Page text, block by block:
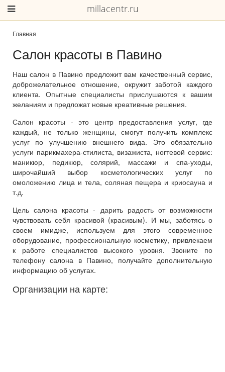
millacentr.ru
Главная
Салон красоты в Павино
Наш салон в Павино предложит вам качественный сервис,
доброжелательное отношение, окружит заботой каждого
клиента. Опытные специалисты прислушаются к вашим
желаниям и предложат новые креативные решения.
Салон красоты - это центр предоставления услуг, где
каждый, не только женщины, смогут получить комплекс
услуг по улучшению внешнего вида. Это обязательно
услуги парикмахера-стилиста, визажиста, ногтевой сервис:
маникюр, педикюр, солярий, массажи и спа-уходы,
широчайший выбор косметологических услуг по
омоложению лица и тела, соляная пещера и криосауна и
т.д.
Цель салона красоты - дарить радость от возможности
чувствовать себя красивой (красивым). И мы, заботясь о
своем имидже, используем для этого современное
оборудование, профессиональную косметику, привлекаем
к работе специалистов высокого уровня. Звоните по
телефону салона в Павино, получайте дополнительную
информацию об услугах.
Организации на карте: